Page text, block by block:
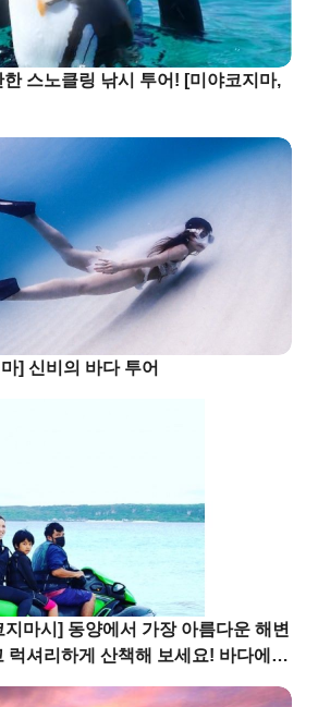
스노클링 낚시 투어! [미야코지마,
] 신비의 바다 투어
마시] 동양에서 가장 아름다운 해변
럭셔리하게 산책해 보세요! 바다에서
니다!